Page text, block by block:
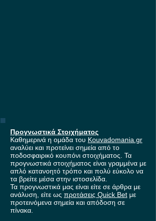
Προγνωστικά Στοιχήματος
Καθημερινά η ομάδα του Kouvadomania.gr
αναλύει και προτείνει σημεία από το
ποδοσφαιρικό κουπόνι στοιχήματος. Τα
προγνωστικά στοιχήματος είναι γραμμένα με
απλό κατανοητό τρόπο και πολύ εύκολο να
τα βρείτε μέσα στην ιστοσελίδα.
Τα προγνωστικά μας είναι είτε σε άρθρα με
ανάλυση, είτε ως προτάσεις Quick Bet με
προτεινόμενα σημεία και απόδοση σε
πίνακα.